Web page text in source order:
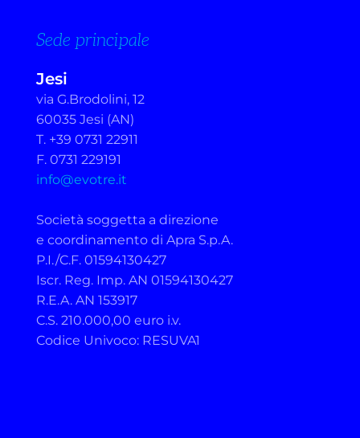
Sede principale
Jesi
via G.Brodolini, 12
60035 Jesi (AN)
T. +39 0731 22911
F. 0731 229191
info@evotre.it
Società soggetta a direzione
e coordinamento di Apra S.p.A.
P.I./C.F. 01594130427
Iscr. Reg. Imp. AN 01594130427
R.E.A. AN 153917
C.S. 210.000,00 euro i.v.
Codice Univoco: RESUVA1